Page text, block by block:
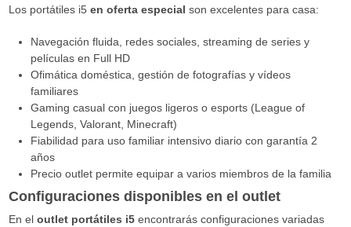
Los portátiles i5 en oferta especial son excelentes para casa:
Navegación fluida, redes sociales, streaming de series y
películas en Full HD
Ofimática doméstica, gestión de fotografías y vídeos
familiares
Gaming casual con juegos ligeros o esports (League of
Legends, Valorant, Minecraft)
Fiabilidad para uso familiar intensivo diario con garantía 2
años
Precio outlet permite equipar a varios miembros de la familia
Configuraciones disponibles en el outlet
En el outlet portátiles i5encontrarás configuraciones variadas